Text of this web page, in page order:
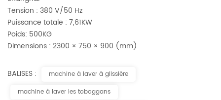
Tension : 380 V/50 Hz
Puissance totale : 7,61KW
Poids: 500KG
Dimensions : 2300 × 750 × 900 (mm)
BALISES :
machine à laver à glissière
machine à laver les toboggans